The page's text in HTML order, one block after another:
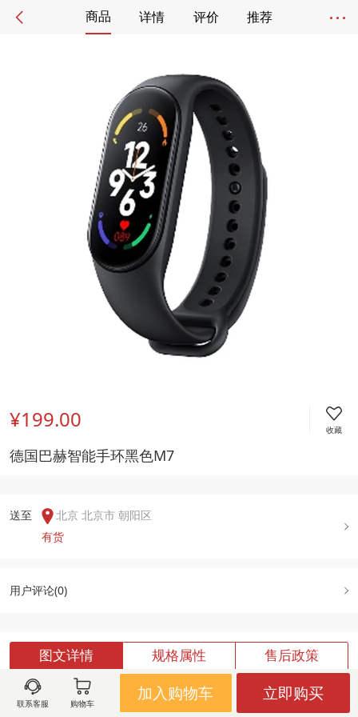
商品 详情 评价 推荐
¥199.00 收藏
德国巴赫智能手环黑色M7
送至
北京 北京市 朝阳区
有货
用户评论(0)
图文详情 规格属性 售后政策
联系客服 购物车
加入购物车 立即购买